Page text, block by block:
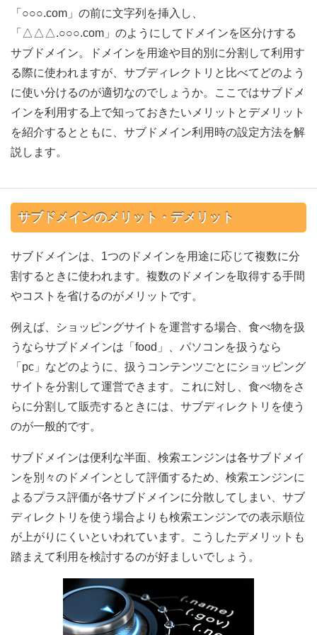
「○○○.com」の前に文字列を挿入し、
「△△△.○○○.com」のようにしてドメインを区分けする
サブドメイン。ドメインを用途や目的別に分割して利用す
る際に使われますが、サブディレクトリと比べてどのよう
に使い分けるのが適切なのでしょうか。ここではサブドメ
インを利用する上で知っておきたいメリットとデメリット
を紹介するとともに、サブドメイン利用時の設定方法を解
説します。
サブドメインのメリット・デメリット
サブドメインは、1つのドメインを用途に応じて複数に分
割するときに使われます。複数のドメインを取得する手間
やコストを省けるのがメリットです。
例えば、ショッピングサイトを運営する場合、食べ物を扱
うならサブドメインは「food」、パソコンを扱うなら
「pc」などのように、扱うコンテンツごとにショッピング
サイトを分割して運営できます。これに対し、食べ物をさ
らに分割して販売するときには、サブディレクトリを使う
のが一般的です。
サブドメインは便利な半面、検索エンジンは各サブドメイ
ンを別々のドメインとして評価するため、検索エンジンに
よるプラス評価が各サブドメインに分散してしまい、サブ
ディレクトリを使う場合よりも検索エンジンでの表示順位
が上がりにくいといわれています。こうしたデメリットも
踏まえて利用を検討するのが好ましいでしょう。